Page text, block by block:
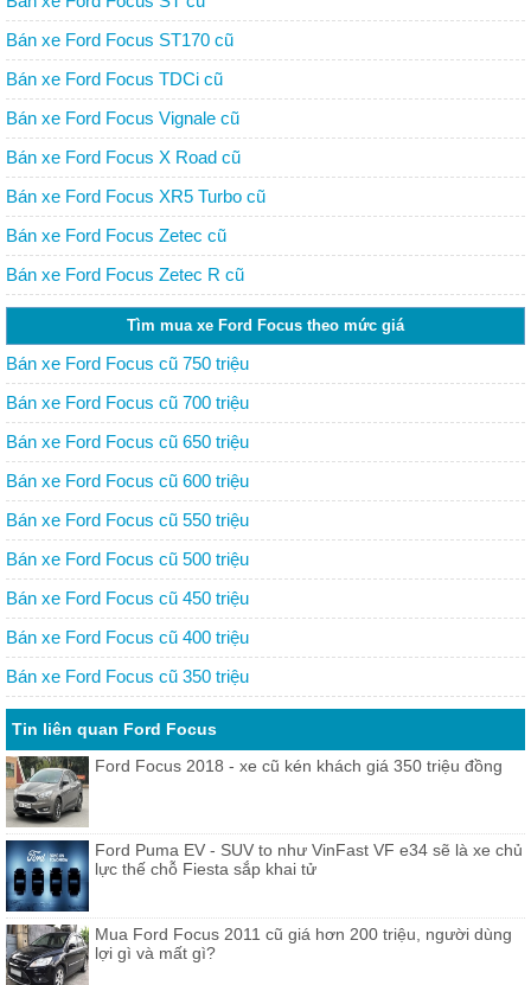
Bán xe Ford Focus ST170 cũ
Bán xe Ford Focus TDCi cũ
Bán xe Ford Focus Vignale cũ
Bán xe Ford Focus X Road cũ
Bán xe Ford Focus XR5 Turbo cũ
Bán xe Ford Focus Zetec cũ
Bán xe Ford Focus Zetec R cũ
Tìm mua xe Ford Focus theo mức giá
Bán xe Ford Focus cũ 750 triệu
Bán xe Ford Focus cũ 700 triệu
Bán xe Ford Focus cũ 650 triệu
Bán xe Ford Focus cũ 600 triệu
Bán xe Ford Focus cũ 550 triệu
Bán xe Ford Focus cũ 500 triệu
Bán xe Ford Focus cũ 450 triệu
Bán xe Ford Focus cũ 400 triệu
Bán xe Ford Focus cũ 350 triệu
Tin liên quan Ford Focus
Ford Focus 2018 - xe cũ kén khách giá 350 triệu đồng
Ford Puma EV - SUV to như VinFast VF e34 sẽ là xe chủ
lực thế chỗ Fiesta sắp khai tử
Mua Ford Focus 2011 cũ giá hơn 200 triệu, người dùng
lợi gì và mất gì?